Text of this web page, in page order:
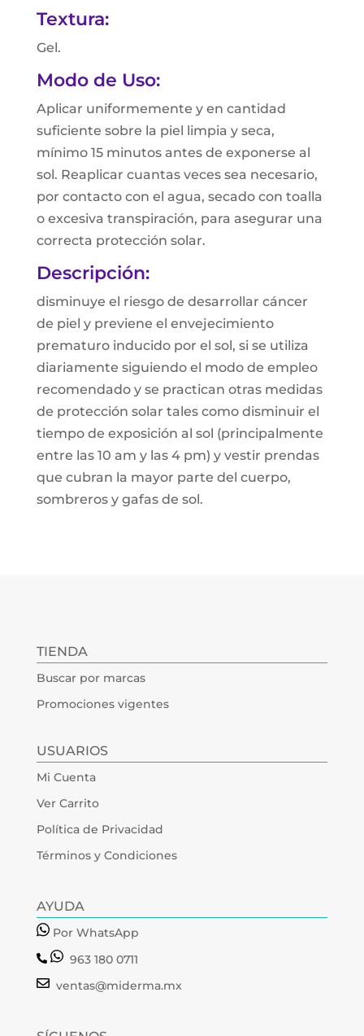
Textura:
Gel.
Modo de Uso:
Aplicar uniformemente y en cantidad
suficiente sobre la piel limpia y seca,
mínimo 15 minutos antes de exponerse al
sol. Reaplicar cuantas veces sea necesario,
por contacto con el agua, secado con toalla
o excesiva transpiración, para asegurar una
correcta protección solar.
Descripción:
disminuye el riesgo de desarrollar cáncer
de piel y previene el envejecimiento
prematuro inducido por el sol, si se utiliza
diariamente siguiendo el modo de empleo
recomendado y se practican otras medidas
de protección solar tales como disminuir el
tiempo de exposición al sol (principalmente
entre las 10 am y las 4 pm) y vestir prendas
que cubran la mayor parte del cuerpo,
sombreros y gafas de sol.
TIENDA
Buscar por marcas
Promociones vigentes
USUARIOS
Mi Cuenta
Ver Carrito
Política de Privacidad
Términos y Condiciones
AYUDA
Por WhatsApp
963 180 0711
ventas@miderma.mx